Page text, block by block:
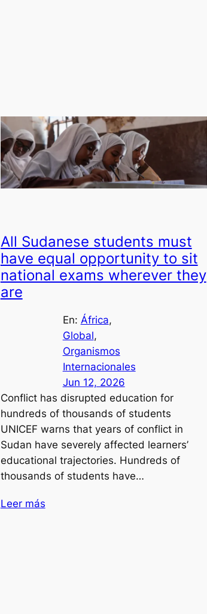
All Sudanese students must
have equal opportunity to sit
national exams wherever they
are
En: África
Global
Organismos
Internacionales
Jun 12, 2026
Conflict has disrupted education for
hundreds of thousands of students
UNICEF warns that years of conflict in
Sudan have severely affected learners’
educational trajectories. Hundreds of
thousands of students have…
Leer más